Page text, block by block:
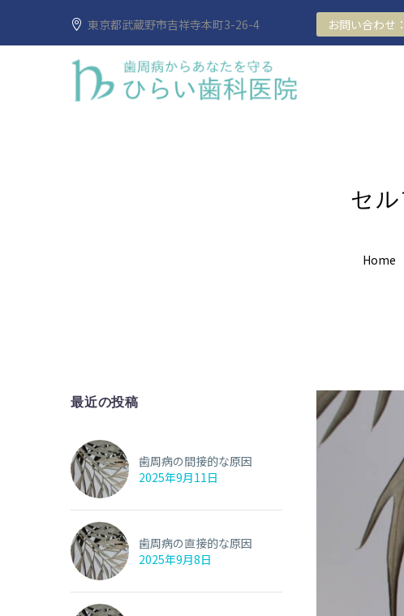
東京都武蔵野市吉祥寺本町3-26-4 お問い合わせ
セ
Home
最近の投稿
歯周病の間接的な原因
2025年9月11日
歯周病の直接的な原因
2025年9月8日